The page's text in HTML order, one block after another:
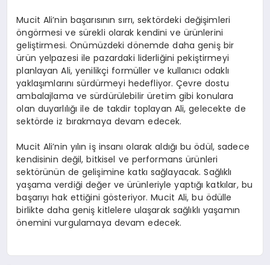
Mucit Ali’nin başarısının sırrı, sektördeki değişimleri
öngörmesi ve sürekli olarak kendini ve ürünlerini
geliştirmesi. Önümüzdeki dönemde daha geniş bir
ürün yelpazesi ile pazardaki liderliğini pekiştirmeyi
planlayan Ali, yenilikçi formüller ve kullanıcı odaklı
yaklaşımlarını sürdürmeyi hedefliyor. Çevre dostu
ambalajlama ve sürdürülebilir üretim gibi konulara
olan duyarlılığı ile de takdir toplayan Ali, gelecekte de
sektörde iz bırakmaya devam edecek.
Mucit Ali’nin yılın iş insanı olarak aldığı bu ödül, sadece
kendisinin değil, bitkisel ve performans ürünleri
sektörünün de gelişimine katkı sağlayacak. Sağlıklı
yaşama verdiği değer ve ürünleriyle yaptığı katkılar, bu
başarıyı hak ettiğini gösteriyor. Mucit Ali, bu ödülle
birlikte daha geniş kitlelere ulaşarak sağlıklı yaşamın
önemini vurgulamaya devam edecek.